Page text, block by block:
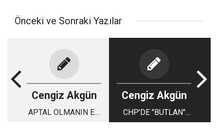
Önceki ve Sonraki Yazılar
Cengiz Akgün
APTAL OLMANIN EN
Cengiz Akgün
CHP’DE "BUTLAN"
FİYASKOSU